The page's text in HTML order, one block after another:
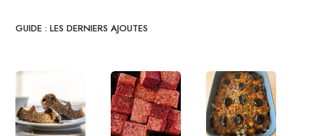
GUIDE : LES DERNIERS AJOUTES